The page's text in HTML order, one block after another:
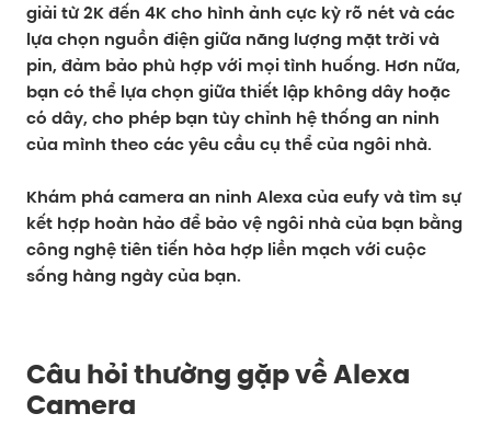
giải từ 2K đến 4K cho hình ảnh cực kỳ rõ nét và các
lựa chọn nguồn điện giữa năng lượng mặt trời và
pin, đảm bảo phù hợp với mọi tình huống. Hơn nữa,
bạn có thể lựa chọn giữa thiết lập không dây hoặc
có dây, cho phép bạn tùy chỉnh hệ thống an ninh
của mình theo các yêu cầu cụ thể của ngôi nhà.
Khám phá camera an ninh Alexa của eufy và tìm sự
kết hợp hoàn hảo để bảo vệ ngôi nhà của bạn bằng
công nghệ tiên tiến hòa hợp liền mạch với cuộc
sống hàng ngày của bạn.
Câu hỏi thường gặp về Alexa
Camera